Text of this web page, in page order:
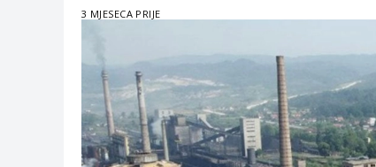
3 MJESECA PRIJE